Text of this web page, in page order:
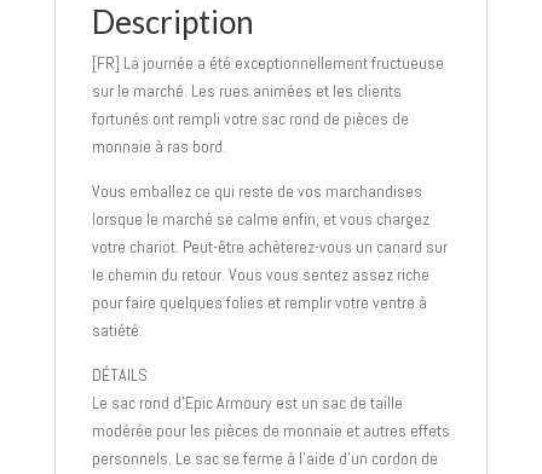
Description
[FR] La journée a été exceptionnellement fructueuse
sur le marché. Les rues animées et les clients
fortunés ont rempli votre sac rond de pièces de
monnaie à ras bord.
Vous emballez ce qui reste de vos marchandises
lorsque le marché se calme enfin, et vous chargez
votre chariot. Peut-être achèterez-vous un canard sur
le chemin du retour. Vous vous sentez assez riche
pour faire quelques folies et remplir votre ventre à
satiété.
DÉTAILS
Le sac rond d’Epic Armoury est un sac de taille
modérée pour les pièces de monnaie et autres effets
personnels. Le sac se ferme à l’aide d’un cordon de